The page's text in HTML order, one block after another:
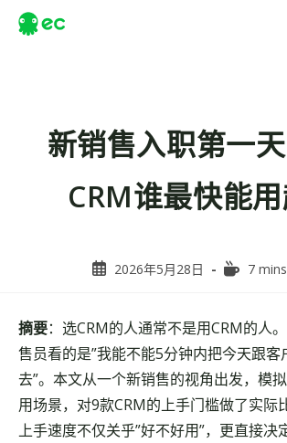
新销售入职第一
CRM谁最快能
2026年5月28日 7
摘要：选CRM的人通常不是用CRM的人
售员看的是”我能不能5分钟内把今天跟客
去”。本文从一个新销售的视角出发，模
用场景，对9款CRM的上手门槛做了实际
上手速度不仅关乎”好不好用”，更直接决